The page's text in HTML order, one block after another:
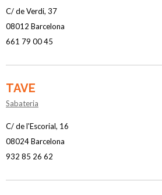
C/ de Verdi, 37
08012 Barcelona
661 79 00 45
TAVE
Sabateria
C/ de l'Escorial, 16
08024 Barcelona
932 85 26 62